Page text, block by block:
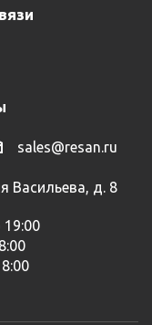
sales@resan.ru
Васильева, д. 8